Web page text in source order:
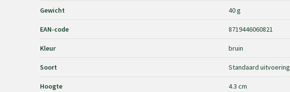
Gewicht 40 g
EAN-code 8719446060821
Kleur bruin
Soort Standaard uitvoering
Hoogte 4.3 cm